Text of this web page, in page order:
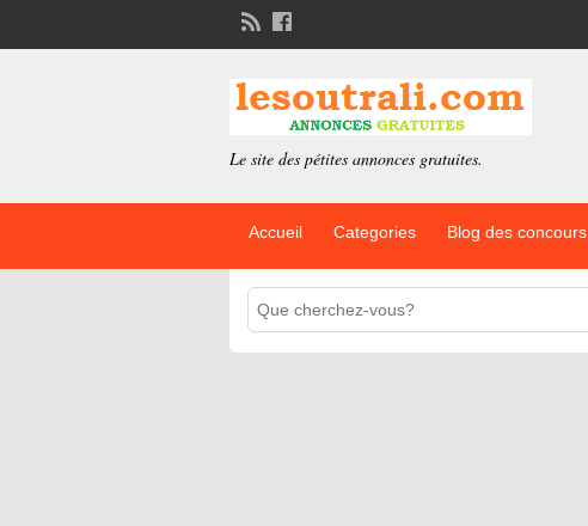
Le site des pétites annonces gratuites.
Accueil Categories Blog des concours